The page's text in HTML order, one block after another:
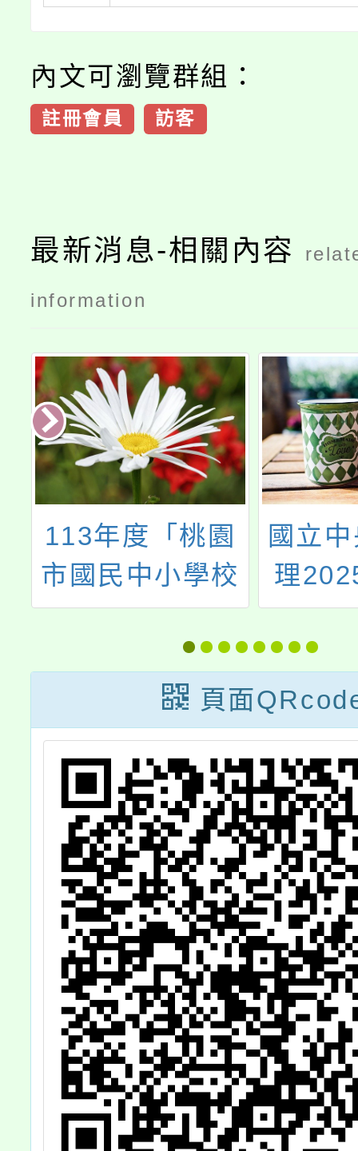
內文可瀏覽群組：
註冊會員 訪客
最新消息-相關內容
information
113年度「桃園
市國民中小學校
長木藝扎根教育
研習營」
國立
理
天文
頁面